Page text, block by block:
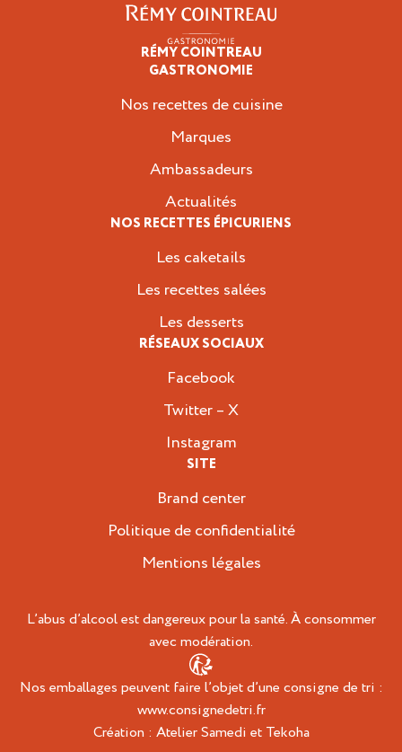
RÉMY COINTREAU
GASTRONOMIE
Nos recettes de cuisine
Marques
Ambassadeurs
Actualités
NOS RECETTES ÉPICURIENS
Les caketails
Les recettes salées
Les desserts
RÉSEAUX SOCIAUX
Facebook
Twitter – X
Instagram
SITE
Brand center
Politique de confidentialité
Mentions légales
L’abus d’alcool est dangereux pour la santé. À consommer
avec modération.
Nos emballages peuvent faire l’objet d’une consigne de tri :
www.consignedetri.fr
Création : Atelier Samedi et Tekoha